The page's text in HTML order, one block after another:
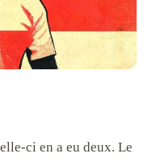
ci en a eu deux. Le